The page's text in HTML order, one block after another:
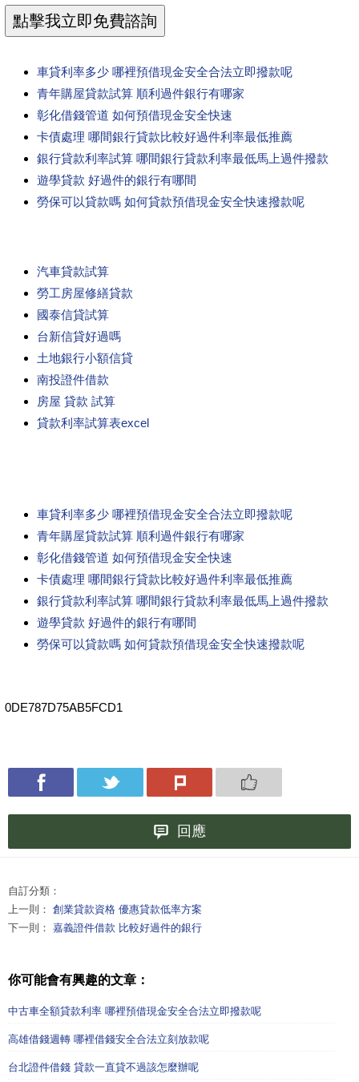
車貸利率多少 哪裡預借現金安全合法立即撥款呢
青年購屋貸款試算 順利過件銀行有哪家
彰化借錢管道 如何預借現金安全快速
卡債處理 哪間銀行貸款比較好過件利率最低推薦
銀行貸款利率試算 哪間銀行貸款利率最低馬上過件撥款
遊學貸款 好過件的銀行有哪間
勞保可以貸款嗎 如何貸款預借現金安全快速撥款呢
汽車貸款試算
勞工房屋修繕貸款
國泰信貸試算
台新信貸好過嗎
土地銀行小額信貸
南投證件借款
房屋 貸款 試算
貸款利率試算表excel
車貸利率多少 哪裡預借現金安全合法立即撥款呢
青年購屋貸款試算 順利過件銀行有哪家
彰化借錢管道 如何預借現金安全快速
卡債處理 哪間銀行貸款比較好過件利率最低推薦
銀行貸款利率試算 哪間銀行貸款利率最低馬上過件撥款
遊學貸款 好過件的銀行有哪間
勞保可以貸款嗎 如何貸款預借現金安全快速撥款呢
0DE787D75AB5FCD1
回應
自訂分類：
上一則： 創業貸款資格 優惠貸款低率方案
下一則： 嘉義證件借款 比較好過件的銀行
你可能會有興趣的文章：
中古車全額貸款利率 哪裡預借現金安全合法立即撥款呢
高雄借錢週轉 哪裡借錢安全合法立刻放款呢
台北證件借錢 貸款一直貸不過該怎麼辦呢